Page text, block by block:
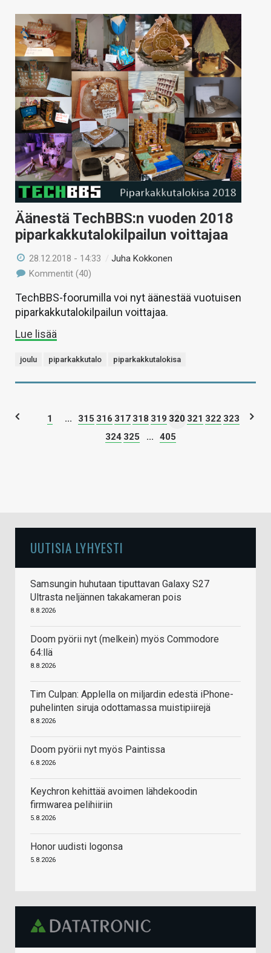
Äänestä TechBBS:n vuoden 2018
piparkakkutalokilpailun voittajaa
28.12.2018 - 14:33 /Juha Kokkonen
Kommentit (40)
TechBBS-foorumilla voi nyt äänestää vuotuisen
piparkakkutalokilpailun voittajaa.
Lue lisää
joulu piparkakkutalo piparkakkutalokisa
1 ... 315 316 317 318 319 320 321 322 323
324 325 ... 405
UUTISIA LYHYESTI
Samsungin huhutaan tiputtavan Galaxy S27
Ultrasta neljännen takakameran pois
8.8.2026
Doom pyörii nyt (melkein) myös Commodore
64:llä
8.8.2026
Tim Culpan: Applella on miljardin edestä iPhone-
puhelinten siruja odottamassa muistipiirejä
8.8.2026
Doom pyörii nyt myös Paintissa
6.8.2026
Keychron kehittää avoimen lähdekoodin
firmwarea pelihiiriin
5.8.2026
Honor uudisti logonsa
5.8.2026